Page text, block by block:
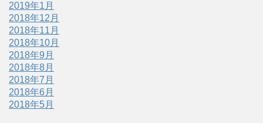
2019年1月
2018年12月
2018年11月
2018年10月
2018年9月
2018年8月
2018年7月
2018年6月
2018年5月